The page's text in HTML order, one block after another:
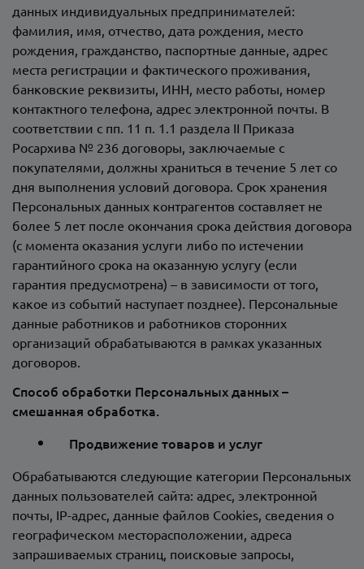
данных индивидуальных предпринимателей:
фамилия, имя, отчество, дата рождения, место
рождения, гражданство, паспортные данные, адрес
места регистрации и фактического проживания,
банковские реквизиты, ИНН, место работы, номер
контактного телефона, адрес электронной почты. В
соответствии с пп. 11 п. 1.1 раздела II Приказа
Росархива № 236 договоры, заключаемые с
покупателями, должны храниться в течение 5 лет со
дня выполнения условий договора. Срок хранения
Персональных данных контрагентов составляет не
более 5 лет после окончания срока действия договора
(с момента оказания услуги либо по истечении
гарантийного срока на оказанную услугу (если
гарантия предусмотрена) – в зависимости от того,
какое из событий наступает позднее). Персональные
данные работников и работников сторонних
организаций обрабатываются в рамках указанных
договоров.
Способ обработки Персональных данных –
смешанная обработка.
Продвижение товаров и услуг
Обрабатываются следующие категории Персональных
данных пользователей сайта: адрес, электронной
почты, IP-адрес, данные файлов Сookies, сведения о
географическом месторасположении, адреса
запрашиваемых страниц, поисковые запросы,